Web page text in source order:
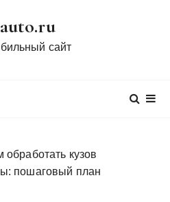
сайт
обработать кузов
пошаговый план